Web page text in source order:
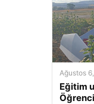
Ağustos
Eğitim